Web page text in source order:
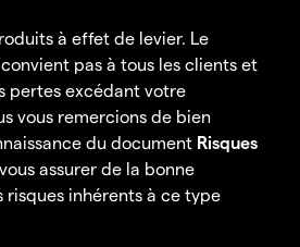
à effet de levier. Le
pas à tous les clients et
pertes excédant votre
vous remercions de bien
du document Risques
assurer de la bonne
risques inhérents à ce type